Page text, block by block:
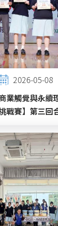
2026-05-08
業觸覺與永
戰賽】第三回